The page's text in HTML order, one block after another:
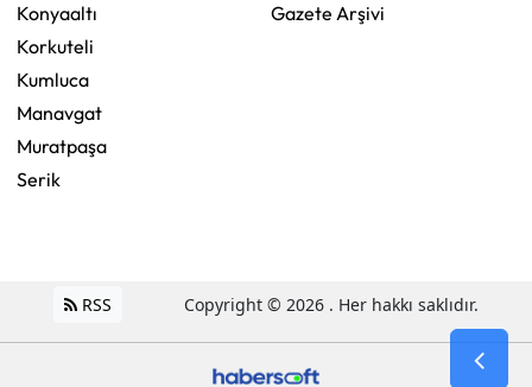
Konyaaltı
Korkuteli
Kumluca
Manavgat
Muratpaşa
Serik
Gazete Arşivi
RSS Copyright © 2026 . Her hakkı saklıdır.